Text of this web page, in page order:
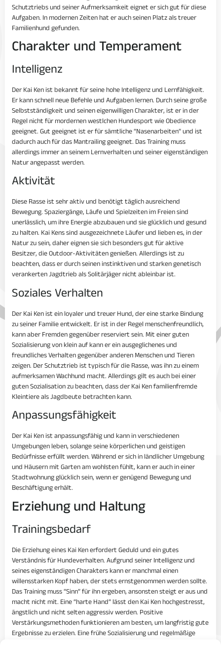
Schutztriebs und seiner Aufmerksamkeit eignet er sich gut für diese
Aufgaben. In modernen Zeiten hat er auch seinen Platz als treuer
Familienhund gefunden.
Charakter und Temperament
Intelligenz
Der Kai Ken ist bekannt für seine hohe Intelligenz und Lernfähigkeit.
Er kann schnell neue Befehle und Aufgaben lernen. Durch seine große
Selbstständigkeit und seinen eigenwilligen Charakter, ist er in der
Regel nicht für mordernen westlchen Hundesport wie Obedience
geeignet. Gut geeignet ist er für sämtliche “Nasenarbeiten” und ist
dadurch auch für das Mantrailing geeignet. Das Training muss
allerdings immer an seinem Lernverhalten und seiner eigenständigen
Natur angepasst werden.
Aktivität
Diese Rasse ist sehr aktiv und benötigt täglich ausreichend
Bewegung. Spaziergänge, Läufe und Spielzeiten im Freien sind
unerlässlich, um ihre Energie abzubauen und sie glücklich und gesund
zu halten. Kai Kens sind ausgezeichnete Läufer und lieben es, in der
Natur zu sein, daher eignen sie sich besonders gut für aktive
Besitzer, die Outdoor-Aktivitäten genießen. Allerdings ist zu
beachten, dass er durch seinen instinktiven und starken genetisch
verankerten Jagdtrieb als Solitärjäger nicht ableinbar ist.
Soziales Verhalten
Der Kai Ken ist ein loyaler und treuer Hund, der eine starke Bindung
zu seiner Familie entwickelt. Er ist in der Regel menschenfreundlich,
kann aber Fremden gegenüber reserviert sein. Mit einer guten
Sozialisierung von klein auf kann er ein ausgeglichenes und
freundliches Verhalten gegenüber anderen Menschen und Tieren
zeigen. Der Schutztrieb ist typisch für die Rasse, was ihn zu einem
aufmerksamen Wachhund macht. Allerdings gilt es auch bei einer
guten Sozialisation zu beachten, dass der Kai Ken familienfremde
Kleintiere als Jagdbeute betrachten kann.
Anpassungsfähigkeit
Der Kai Ken ist anpassungsfähig und kann in verschiedenen
Umgebungen leben, solange seine körperlichen und geistigen
Bedürfnisse erfüllt werden. Während er sich in ländlicher Umgebung
und Häusern mit Garten am wohlsten fühlt, kann er auch in einer
Stadtwohnung glücklich sein, wenn er genügend Bewegung und
Beschäftigung erhält.
Erziehung und Haltung
Trainingsbedarf
Die Erziehung eines Kai Ken erfordert Geduld und ein gutes
Verständnis für Hundeverhalten. Aufgrund seiner Intelligenz und
seines eigenständigen Charakters kann er manchmal einen
willensstarken Kopf haben, der stets ernstgenommen werden sollte.
Das Training muss “Sinn” für ihn ergeben, ansonsten steigt er aus und
macht nicht mit. Eine “harte Hand” lässt den Kai Ken hochgestresst,
ängstlich und nicht selten aggressiv werden. Positive
Verstärkungsmethoden funktionieren am besten, um langfristig gute
Ergebnisse zu erzielen. Eine frühe Sozialisierung und regelmäßige